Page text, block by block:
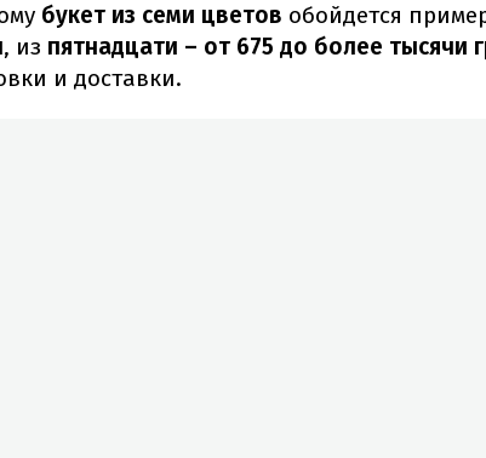
букет из семи цветов обойдется
, из пятнадцати – от 675 до более тысячи
и доставки.